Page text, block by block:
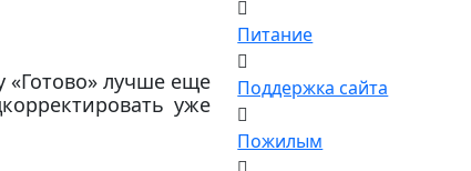
«Готово» лучше еще
уже
Питание
Поддержка сайта
Пожилым